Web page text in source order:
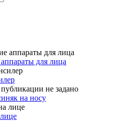
для лица
на носу